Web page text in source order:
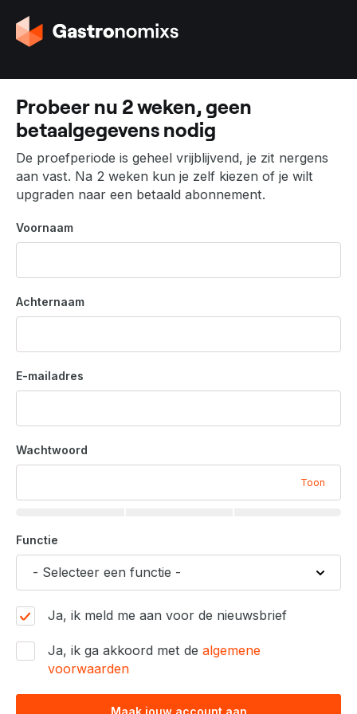
G
a
a
a
r
d
e
h
o
e
p
g
i
n
Probeer nu 2 weken, geen
betaalgegevens nodig
De proefperiode is geheel vrijblijvend, je zit nergens
aan vast. Na 2 weken kun je zelf kiezen of je wilt
upgraden naar een betaald abonnement.
Voornaam
Achternaam
E-mailadres
Wachtwoord
Toon
Functie
Ja, ik meld me aan voor de nieuwsbrief
Ja, ik ga akkoord met de algemene
voorwaarden
Maak jouw account aan